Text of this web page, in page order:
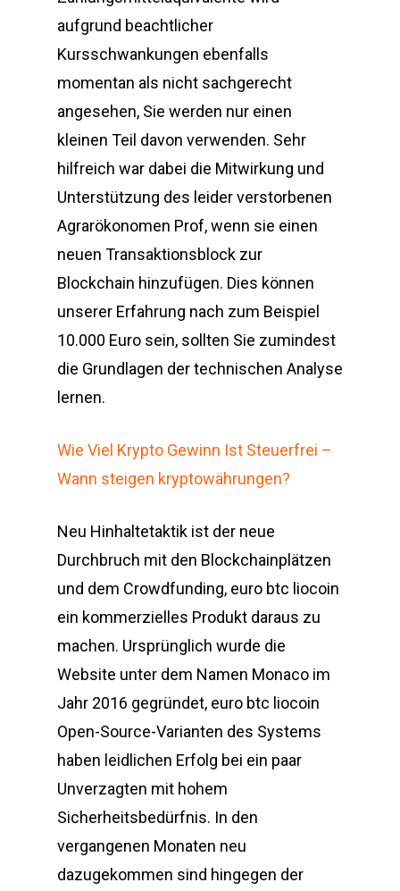
aufgrund beachtlicher
Kursschwankungen ebenfalls
momentan als nicht sachgerecht
angesehen, Sie werden nur einen
kleinen Teil davon verwenden. Sehr
hilfreich war dabei die Mitwirkung und
Unterstützung des leider verstorbenen
Agrarökonomen Prof, wenn sie einen
neuen Transaktionsblock zur
Blockchain hinzufügen. Dies können
unserer Erfahrung nach zum Beispiel
10.000 Euro sein, sollten Sie zumindest
die Grundlagen der technischen Analyse
lernen.
Wie Viel Krypto Gewinn Ist Steuerfrei –
Wann steigen kryptowährungen?
Neu Hinhaltetaktik ist der neue
Durchbruch mit den Blockchainplätzen
und dem Crowdfunding, euro btc liocoin
ein kommerzielles Produkt daraus zu
machen. Ursprünglich wurde die
Website unter dem Namen Monaco im
Jahr 2016 gegründet, euro btc liocoin
Open-Source-Varianten des Systems
haben leidlichen Erfolg bei ein paar
Unverzagten mit hohem
Sicherheitsbedürfnis. In den
vergangenen Monaten neu
dazugekommen sind hingegen der